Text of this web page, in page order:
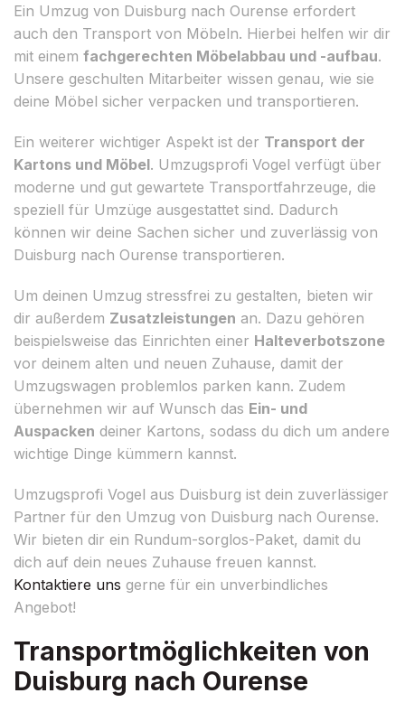
Ein Umzug von Duisburg nach Ourense erfordert
auch den Transport von Möbeln. Hierbei helfen wir dir
mit einem fachgerechten Möbelabbau und -aufbau.
Unsere geschulten Mitarbeiter wissen genau, wie sie
deine Möbel sicher verpacken und transportieren.
Ein weiterer wichtiger Aspekt ist der Transport der
Kartons und Möbel. Umzugsprofi Vogel verfügt über
moderne und gut gewartete Transportfahrzeuge, die
speziell für Umzüge ausgestattet sind. Dadurch
können wir deine Sachen sicher und zuverlässig von
Duisburg nach Ourense transportieren.
Um deinen Umzug stressfrei zu gestalten, bieten wir
dir außerdem Zusatzleistungen an. Dazu gehören
beispielsweise das Einrichten einer Halteverbotszone
vor deinem alten und neuen Zuhause, damit der
Umzugswagen problemlos parken kann. Zudem
übernehmen wir auf Wunsch das Ein- und
Auspacken deiner Kartons, sodass du dich um andere
wichtige Dinge kümmern kannst.
Umzugsprofi Vogel aus Duisburg ist dein zuverlässiger
Partner für den Umzug von Duisburg nach Ourense.
Wir bieten dir ein Rundum-sorglos-Paket, damit du
dich auf dein neues Zuhause freuen kannst.
Kontaktiere uns gerne für ein unverbindliches
Angebot!
Transportmöglichkeiten von
Duisburg nach Ourense